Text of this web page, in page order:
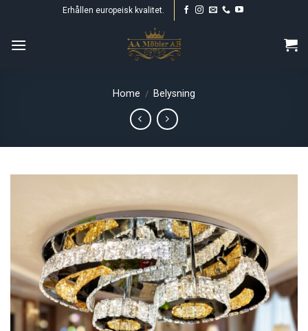
content
Erhållen europeisk kvalitet.
Home / Belysning